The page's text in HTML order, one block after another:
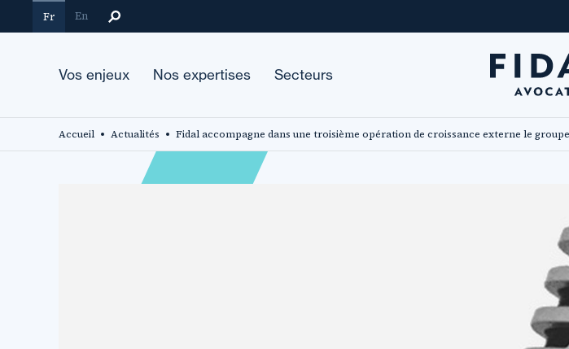
au
Fr En
Vos enjeux Nos expertises Secteurs
Accueil Actualités Fidal accompagne dans une troisième opération de croissance externe le